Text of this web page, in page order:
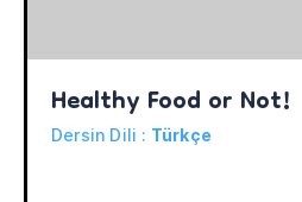
Healthy Food or Not!
Dersin Dili : Türkçe